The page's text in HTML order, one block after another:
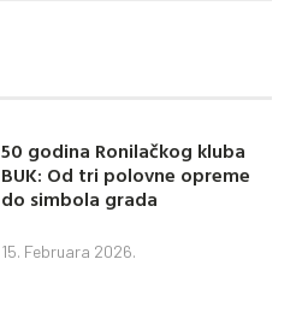
50 godina Ronilačkog kluba
BUK: Od tri polovne opreme
do simbola grada
15. Februara 2026.